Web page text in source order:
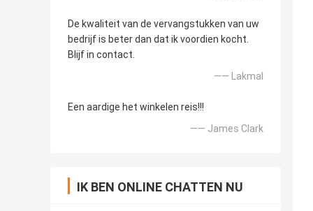
De kwaliteit van de vervangstukken van uw
bedrijf is beter dan dat ik voordien kocht.
Blijf in contact.
—— Lakmal
Een aardige het winkelen reis!!!
—— James Clark
IK BEN ONLINE CHATTEN NU